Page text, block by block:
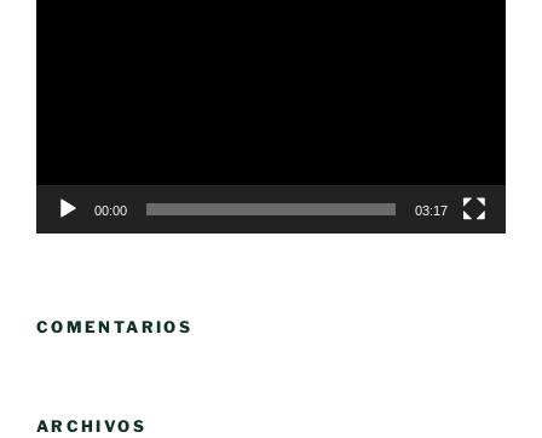
00:00 03:17
COMENTARIOS
ARCHIVOS